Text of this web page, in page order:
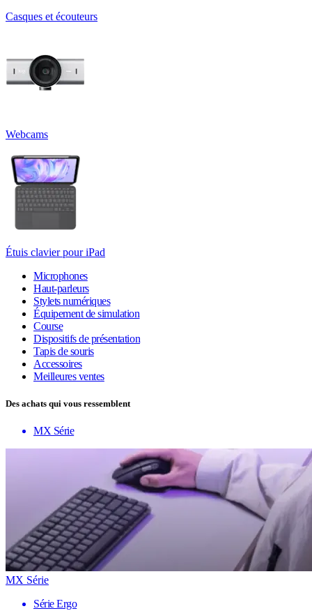
Casques et écouteurs
Webcams
Étuis clavier pour iPad
Microphones
Haut-parleurs
Stylets numériques
Équipement de simulation
Course
Dispositifs de présentation
Tapis de souris
Accessoires
Meilleures ventes
Des achats qui vous ressemblent
MX Série
MX Série
Série Ergo